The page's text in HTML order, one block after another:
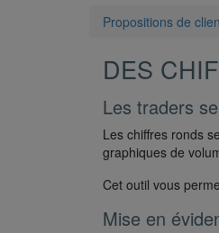
Propositions de
DES
Les traders
Les chiffres ronds
graphiques de
Cet outil vous
Mise en